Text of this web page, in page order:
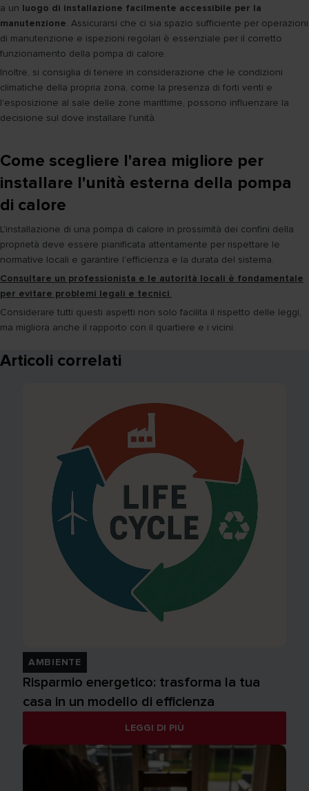
a un luogo di installazione facilmente accessibile per la
manutenzione. Assicurarsi che ci sia spazio sufficiente per operazioni
di manutenzione e ispezioni regolari è essenziale per il corretto
funzionamento della pompa di calore.
Inoltre, si consiglia di tenere in considerazione che le condizioni
climatiche della propria zona, come la presenza di forti venti e
l'esposizione al sale delle zone marittime, possono influenzare la
decisione sul dove installare l'unità.
Come scegliere l'area migliore per
installare l'unità esterna della pompa
di calore
L'installazione di una pompa di calore in prossimità dei confini della
proprietà deve essere pianificata attentamente per rispettare le
normative locali e garantire l'efficienza e la durata del sistema.
Consultare un professionista e le autorità locali è fondamentale
per evitare problemi legali e tecnici.
Considerare tutti questi aspetti non solo facilita il rispetto delle leggi,
ma migliora anche il rapporto con il quartiere e i vicini.
Articoli correlati
AMBIENTE
Risparmio energetico: trasforma la tua
casa in un modello di efficienza
LEGGI DI PIÙ